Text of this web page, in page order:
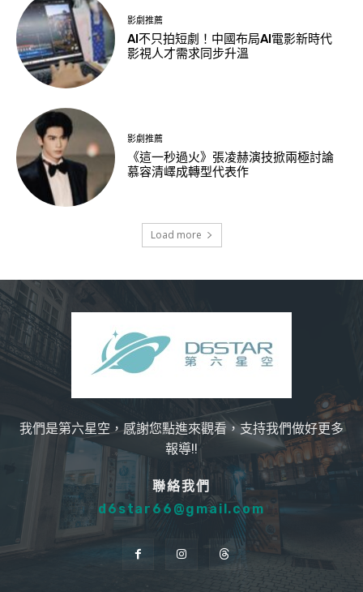
影劇推薦
AI不只拍短劇！中國布局AI電影新時代
影視人才需求同步升溫
影劇推薦
《這一秒過火》張凌赫演技掀兩極討論
慕容清嶧成轉型代表作
Load more
我們是第六星空，感謝您點進來觀看，支持我們做好更多
報導!!
聯絡我們
d6star66@gmail.com